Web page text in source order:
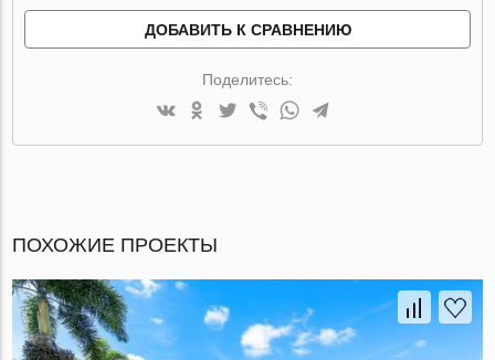
ДОБАВИТЬ К СРАВНЕНИЮ
Поделитесь:
ПОХОЖИЕ ПРОЕКТЫ